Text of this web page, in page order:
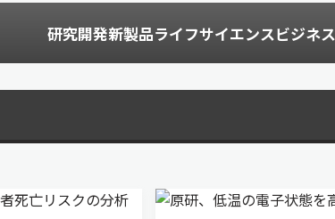
研究開発新製品ライフサイエンスビジネス